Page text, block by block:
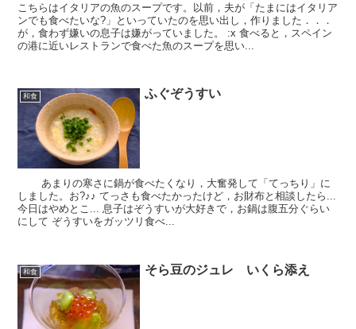
こちらはイタリアの魚のスープです。以前，夫が「たまにはイタリア
ンでも食べたいな?」といっていたのを思い出し，作りました．．．
が，食わず嫌いの息子は嫌がっていました。 :x 食べると，スペイン
の港に近いレストランで食べた魚のスープを思い...
和食 ふぐぞうすい
あまりの寒さに鍋が食べたくなり，大奮発して「てっちり」に
しました。お?♪♪ てっさも食べたかったけど，お財布と相談したら...
今日はやめとこ... 息子はぞうすいが大好きで，お鍋は腹五分ぐらい
にして ぞうすいをガッツリ食べ...
和食 そら豆のジュレ いくら添え